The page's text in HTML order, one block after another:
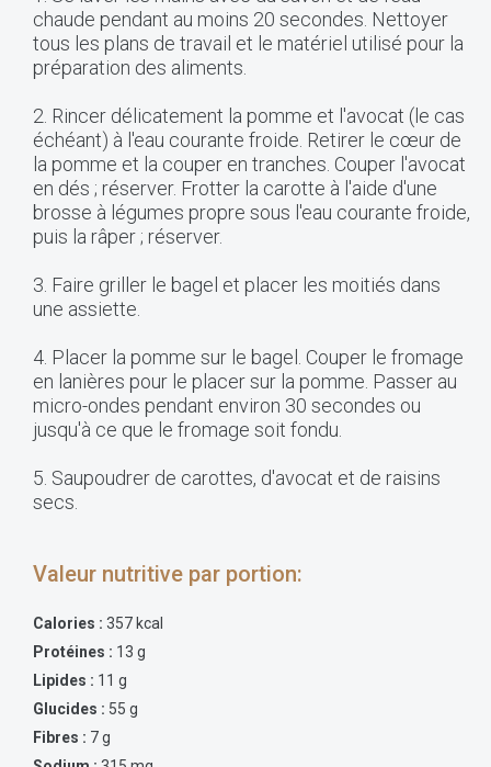
chaude pendant au moins 20 secondes. Nettoyer
tous les plans de travail et le matériel utilisé pour la
préparation des aliments.
2. Rincer délicatement la pomme et l'avocat (le cas
échéant) à l'eau courante froide. Retirer le cœur de
la pomme et la couper en tranches. Couper l'avocat
en dés ; réserver. Frotter la carotte à l'aide d'une
brosse à légumes propre sous l'eau courante froide,
puis la râper ; réserver.
3. Faire griller le bagel et placer les moitiés dans
une assiette.
4. Placer la pomme sur le bagel. Couper le fromage
en lanières pour le placer sur la pomme. Passer au
micro-ondes pendant environ 30 secondes ou
jusqu'à ce que le fromage soit fondu.
5. Saupoudrer de carottes, d'avocat et de raisins
secs.
Valeur nutritive par portion:
Calories : 357 kcal
Protéines : 13 g
Lipides : 11 g
Glucides : 55 g
Fibres : 7 g